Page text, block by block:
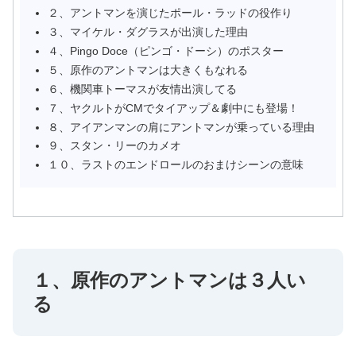
２、アントマンを演じたポール・ラッドの役作り
３、マイケル・ダグラスが出演した理由
４、Pingo Doce（ピンゴ・ドーシ）のポスター
５、原作のアントマンは大きくもなれる
６、機関車トーマスが友情出演してる
７、ヤクルトがCMでタイアップ＆劇中にも登場！
８、アイアンマンの肩にアントマンが乗っている理由
９、スタン・リーのカメオ
１０、ラストのエンドロールのおまけシーンの意味
１、原作のアントマンは３人い
る